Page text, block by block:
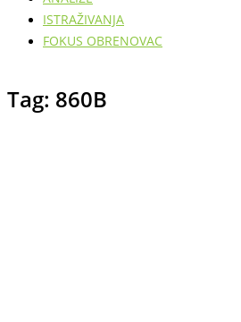
ISTRAŽIVANJA
FOKUS OBRENOVAC
Tag: 860B